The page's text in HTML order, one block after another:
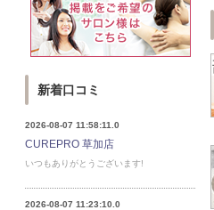
新着口コミ
2026-08-07 11:58:11.0
CUREPRO 草加店
いつもありがとうございます!
2026-08-07 11:23:10.0